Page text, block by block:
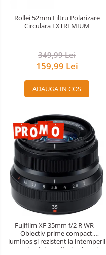
Ocular
Accesorii diverse
Rollei 52mm Filtru Polarizare
Circulara EXTREMIUM
349,99 Lei
159,99 Lei
ADAUGA IN COS
Fujifilm XF 35mm f/2 R WR –
Obiectiv prime compact,
luminos și rezistent la intemperii
pentru fotografie de zi cu zi